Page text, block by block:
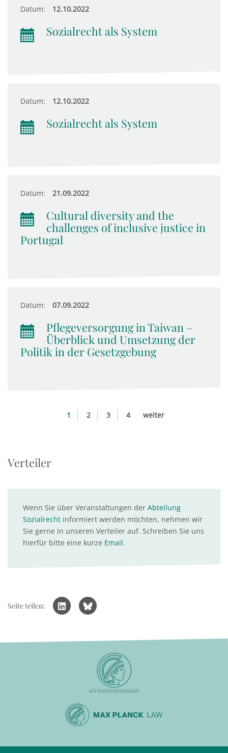
Datum: 12.10.2022
Sozialrecht als System
Datum: 12.10.2022
Sozialrecht als System
Datum: 21.09.2022
Cultural diversity and the
challenges of inclusive justice in
Portugal
Datum: 07.09.2022
Pflegeversorgung in Taiwan –
Überblick und Umsetzung der
Politik in der Gesetzgebung
1 2 3 4 weiter
Verteiler
Wenn Sie über Veranstaltungen der Abteilung
Sozialrecht informiert werden möchten, nehmen wir
Sie gerne in unseren Verteiler auf. Schreiben Sie uns
hierfür bitte eine kurze Email.
Seite teilen: